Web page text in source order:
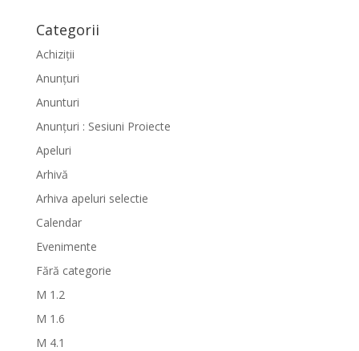
Categorii
Achiziții
Anunțuri
Anunturi
Anunțuri : Sesiuni Proiecte
Apeluri
Arhivă
Arhiva apeluri selectie
Calendar
Evenimente
Fără categorie
M 1.2
M 1.6
M 4.1